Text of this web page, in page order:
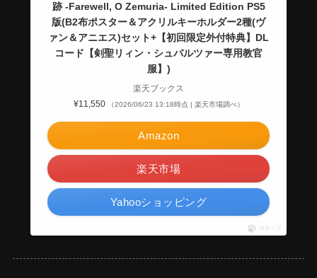
跡 -Farewell, O Zemuria- Limited Edition PS5
版(B2布ポスター＆アクリルキーホルダー2種(ヴ
ァン＆アニエス)セット+【初回限定外付特典】DL
コード【剣聖リィン・シュバルツァー専用教官
服】)
楽天ブックス
¥11,550
（2026/06/23 13:18時点 | 楽天市場調べ）
Amazon
楽天市場
Yahooショッピング
ポチップ